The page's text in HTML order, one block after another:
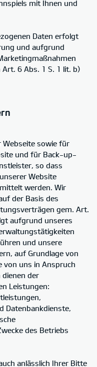
mit Ihnen und
Daten erfolgt
und aufgrund
6 Abs. 1 S. 1 lit. b)
Webseite sowie für
und für Back-up-
so dass
Website
werden. Wir
der Basis des
gem. Art.
aufgrund unseres
und unsere
auf Grundlage von
von uns in Anspruch
der
Leistungen:
Datenbankdienste,
des Betriebs
anlässlich Ihrer Bitte